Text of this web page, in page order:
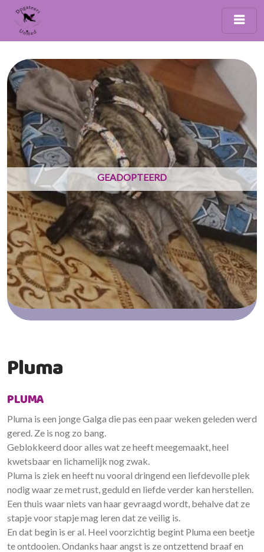
GEADOPTEERD
Pluma
PLUMA
Pluma is een jonge Galga die pas een paar weken geleden werd
gered. Ze is nog zo bang.
Geblokkeerd door alles wat ze heeft meegemaakt, heel
kwetsbaar en lichamelijk nog zwak.
Pluma is ziek en heeft nu vooral dringend een liefdevolle plek
nodig waar ze met rust, geduld en liefde verder kan herstellen.
Een thuis waar niets van haar gevraagd wordt, behalve dat ze
stapje voor stapje mag leren dat ze veilig is.
En dat begin is er al. Heel voorzichtig begint Pluma een beetje
te ontdooien. Ondanks haar angst is ze ontzettend braaf en